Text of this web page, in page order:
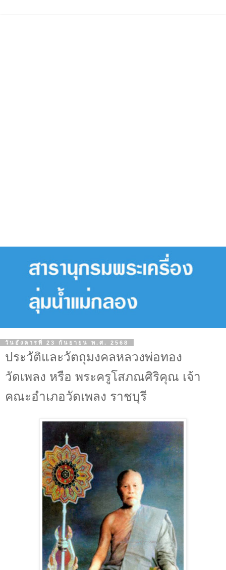
วันอังคารที่ 23 กันยายน พ.ศ. 2568
ประวัติและวัตถุมงคลหลวงพ่อทอง
วัดเพลง หรือ พระครูโสภณศิริคุณ เจ้า
คณะอําเภอวัดเพลง ราชบุรี